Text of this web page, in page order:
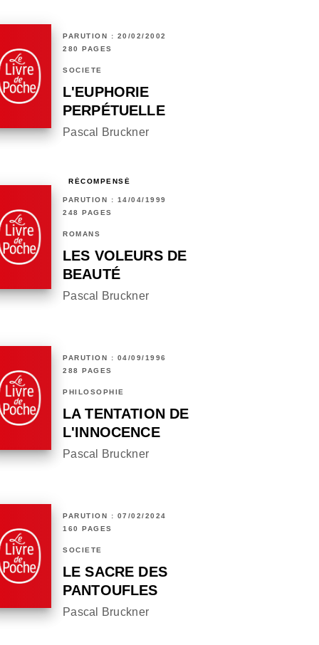
PARUTION : 20/02/2002
280 PAGES
SOCIÉTÉ
L'EUPHORIE
PERPÉTUELLE
Pascal Bruckner
RÉCOMPENSÉ
PARUTION : 14/04/1999
248 PAGES
ROMANS
LES VOLEURS DE
BEAUTÉ
Pascal Bruckner
PARUTION : 04/09/1996
288 PAGES
PHILOSOPHIE
LA TENTATION DE
L'INNOCENCE
Pascal Bruckner
PARUTION : 07/02/2024
160 PAGES
SOCIÉTÉ
LE SACRE DES
PANTOUFLES
Pascal Bruckner